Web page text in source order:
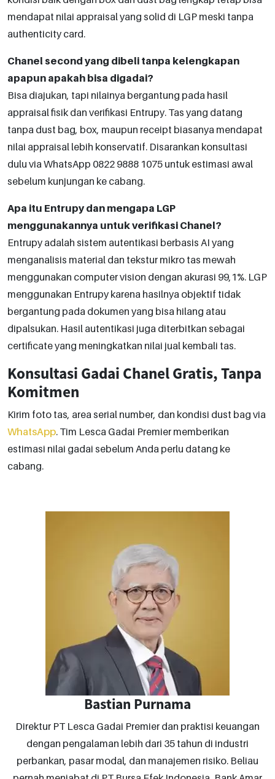
mendapat nilai appraisal yang solid di LGP meski tanpa
authenticity card.
Chanel second yang dibeli tanpa kelengkapan
apapun apakah bisa digadai?
Bisa diajukan, tapi nilainya bergantung pada hasil
appraisal fisik dan verifikasi Entrupy. Tas yang datang
tanpa dust bag, box, maupun receipt biasanya mendapat
nilai appraisal lebih konservatif. Disarankan konsultasi
dulu via WhatsApp 0822 9888 1075 untuk estimasi awal
sebelum kunjungan ke cabang.
Apa itu Entrupy dan mengapa LGP
menggunakannya untuk verifikasi Chanel?
Entrupy adalah sistem autentikasi berbasis AI yang
menganalisis material dan tekstur mikro tas mewah
menggunakan computer vision dengan akurasi 99,1%. LGP
menggunakan Entrupy karena hasilnya objektif tidak
bergantung pada dokumen yang bisa hilang atau
dipalsukan. Hasil autentikasi juga diterbitkan sebagai
certificate yang meningkatkan nilai jual kembali tas.
Konsultasi Gadai Chanel Gratis, Tanpa
Komitmen
Kirim foto tas, area serial number, dan kondisi dust bag via
WhatsApp. Tim Lesca Gadai Premier memberikan
estimasi nilai gadai sebelum Anda perlu datang ke
cabang.
Bastian Purnama
Direktur PT Lesca Gadai Premier dan praktisi keuangan
dengan pengalaman lebih dari 35 tahun di industri
perbankan, pasar modal, dan manajemen risiko. Beliau